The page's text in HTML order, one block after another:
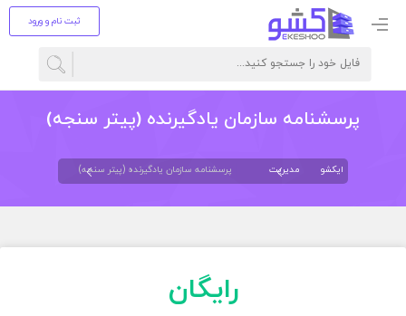
ثبت نام و ورود
پرسشنامه سازمان یادگیرنده (پیتر سنجه)
ایکشو مدیریت پرسشنامه سازمان یادگیرنده (پیتر سنجه)
رایگان